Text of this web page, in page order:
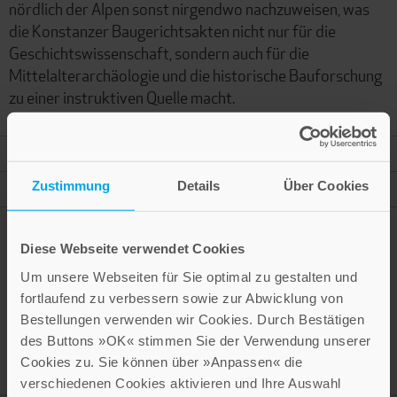
Zustimmung Details Über Cookies
Diese Webseite verwendet Cookies
Um unsere Webseiten für Sie optimal zu gestalten und
fortlaufend zu verbessern sowie zur Abwicklung von
Bestellungen verwenden wir Cookies. Durch Bestätigen
des Buttons »OK« stimmen Sie der Verwendung unserer
Cookies zu. Sie können über »Anpassen« die
verschiedenen Cookies aktivieren und Ihre Auswahl
nördlich der Alpen sonst nirgendwo nachzuweisen, was
die Konstanzer Baugerichtsakten nicht nur für die
Geschichtswissenschaft, sondern auch für die
Mittelalterarchäologie und die historische Bauforschung
zu einer instruktiven Quelle macht.
Autor
Presseinformation drucken